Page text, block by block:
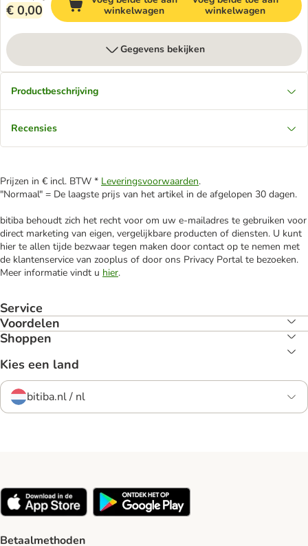
€ 0,00
winkelwagen
winkelwagen
Gegevens bekijken
Productbeschrijving
Recensies
Prijzen in € incl. BTW * Leveringsvoorwaarden.
"Normaal" = De laagste prijs van het artikel in de afgelopen 30 dagen.
bitiba behoudt zich het recht voor om uw e-mailadres te gebruiken voor
direct marketing van eigen, vergelijkbare producten of diensten. U kunt
hier te allen tijde bezwaar tegen maken door contact op te nemen met
de klantenservice van zooplus of door ons Privacy Portal te bezoeken.
Meer informatie vindt u hier.
Service
Voordelen
Shoppen
Kies een land
bitiba.nl / nl
Betaalmethoden